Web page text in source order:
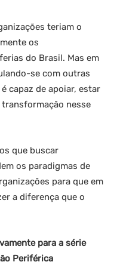
teriam o
os
do Brasil. Mas em
se com outras
capaz de apoiar, estar
nesse
que buscar
os paradigmas de
para que em
a diferença que o
para a série
Periférica